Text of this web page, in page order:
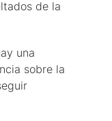
de la
una
sobre la